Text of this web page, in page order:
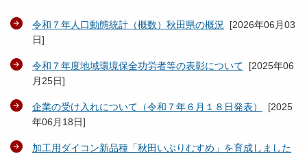
令和７年人口動態統計（概数）秋田県の概況 [2026年06月03
日]
令和７年度地域環境保全功労者等の表彰について [2025年06
月25日]
企業の受け入れについて（令和７年６月１８日発表） [2025
年06月18日]
加工用ダイコン新品種「秋田いぶりむすめ」を育成しました